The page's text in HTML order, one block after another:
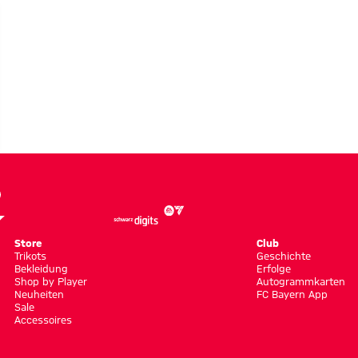
Store
Trikots
Bekleidung
Shop by Player
Neuheiten
Sale
Accessoires
Club
Geschichte
Erfolge
Autogrammkarten
FC Bayern App